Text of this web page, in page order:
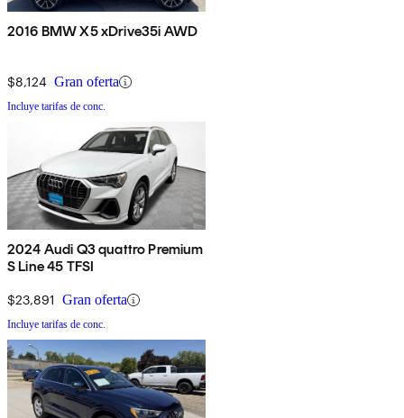
2016 BMW X5 xDrive35i AWD
$8,124 Gran oferta
Incluye tarifas de conc.
2024 Audi Q3 quattro Premium
S Line 45 TFSI
$23,891 Gran oferta
Incluye tarifas de conc.